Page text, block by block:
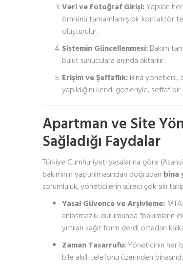
Veri ve Fotoğraf Girişi:Yapılan
ömrünü tamamlamış bir kontaktör
oluşturulur.
Sistemin Güncellenmesi: Bakım
bulut sunuculara anında aktarılır.
Erişim ve Şeffaflık: Bina yöneticisi,
yapıldığını kendi gözleriyle, şeffaf
Apartman ve Site
Sağladığı Faydalar
Türkiye Cumhuriyeti yasalarına göre
bakımının yaptırılmasından doğrudan bina
sorumluluk, yöneticilerin süreci çok sıkı
Yasal Güvence ve Arşivleme:
anlaşmazlık durumunda "bakımların
yırtılan kağıt form derdi ortadan
Zaman Tasarrufu:Yöneticinin her
bile akıllı telefonu üzerinden